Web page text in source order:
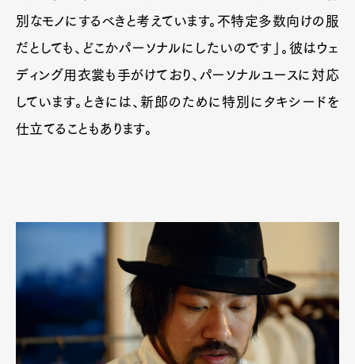
Official Columnist
About
Contact
Pen Meet
別なモノにするべきと考えています。不特定多数向けの服
だとしても、どこかパーソナルにしたいのです」。彼はウェ
ディング用衣裳も手がけており、パーソナルユースに対応
しています。ときには、新郎のために特別にタキシードを
仕立てることもあります。